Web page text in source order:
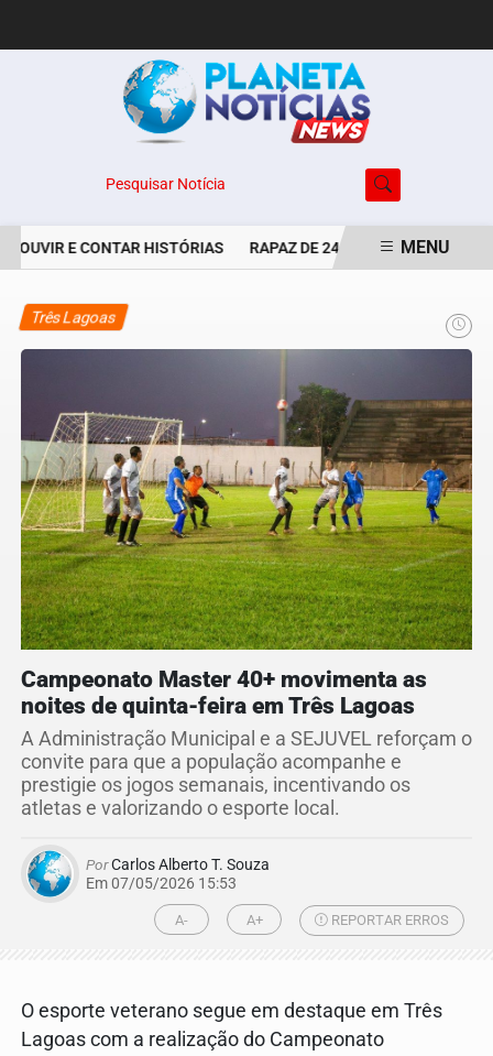
Pesquisar Notícia
OUVIR E CONTAR HISTÓRIAS RAPAZ DE 24 ANOS É MENU
Três Lagoas
Campeonato Master 40+ movimenta as
noites de quinta-feira em Três Lagoas
A Administração Municipal e a SEJUVEL reforçam o
convite para que a população acompanhe e
prestigie os jogos semanais, incentivando os
atletas e valorizando o esporte local.
PorCarlos Alberto T. Souza
Em 07/05/2026 15:53
A- A+ REPORTAR ERROS
O esporte veterano segue em destaque em Três
Lagoas com a realização do Campeonato